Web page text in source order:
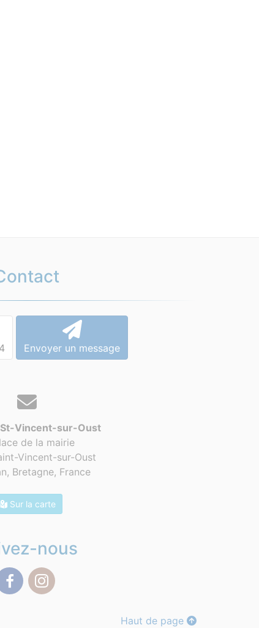
Envoyer un message
Vincent-sur-Oust
de la mairie
Vincent-sur-Oust
Bretagne, France
Sur la carte
nous
Haut de page